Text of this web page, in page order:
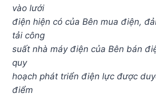
vào lưới
điện hiện có của Bên mua điện,
tải công
suất nhà máy điện của Bên bán
quy
hoạch phát triển điện lực được
điểm